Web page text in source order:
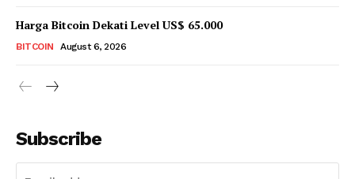
Harga Bitcoin Dekati Level US$ 65.000
BITCOIN August 6, 2026
Subscribe